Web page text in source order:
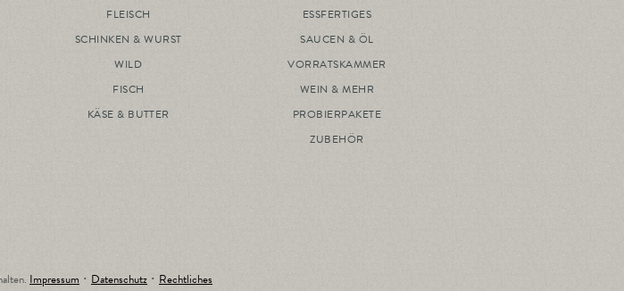
FLEISCH
SCHINKEN & WURST
WILD
FISCH
KÄSE & BUTTER
ESSFERTIGES
SAUCEN & ÖL
VORRATSKAMMER
WEIN & MEHR
PROBIERPAKETE
ZUBEHÖR
Impressum ･ Datenschutz ･ Rechtliches